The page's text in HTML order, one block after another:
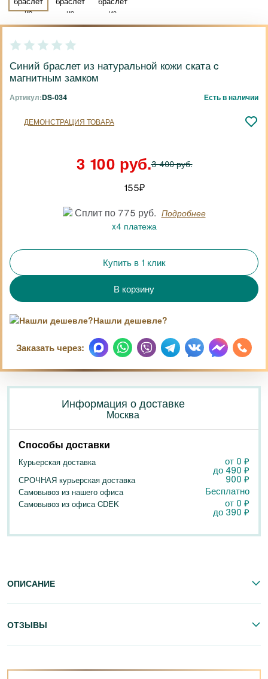
Синий браслет из натуральной кожи ската c
магнитным замком
Артикул:DS-034 Есть в наличии
ДЕМОНСТРАЦИЯ ТОВАРА
3 100 руб.3 400 руб.
155₽
Сплит по 775 руб. Подробнее
x4 платежа
Купить в 1 клик
Нашли дешевле?
Заказать через:
Информация о доставке
Москва
Способы доставки
Курьерская доставка от 0 ₽
до 490 ₽
СРОЧНАЯ курьерская доставка 900 ₽
Самовывоз из нашего офиса Бесплатно
Самовывоз из офиса CDEK от 0 ₽
до 390 ₽
ОПИСАНИЕ
ОТЗЫВЫ